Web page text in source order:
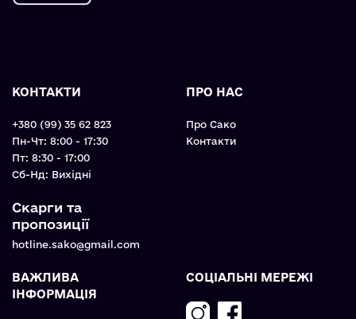
КОНТАКТИ
+380 (99) 35 62 823
Пн-Чт: 8:00 - 17:30
Пт: 8:30 - 17:00
Cб-Нд: Вихідні
Скарги та
пропозиції
hotline.sako@gmail.com
ПРО НАС
Про Сако
Контакти
ВАЖЛИВА
ІНФОРМАЦІЯ
СОЦІАЛЬНІ МЕРЕЖІ